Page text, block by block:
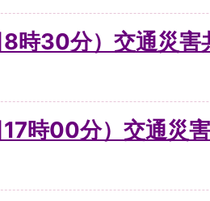
8時30分）交通災
17時00分）交通災